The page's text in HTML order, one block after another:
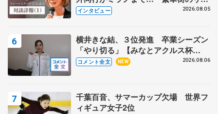
クでは不良のお兄さんも味方に 小林
インタビュー 2026.08.05
横井きな結、３位発進 卒業シーズン
「やり切る」【みなとアクルス杯
SP】
コメント全文 NEW 2026.08.06
千葉百音、サマーカップ欠場 世界フ
ィギュア女子2位